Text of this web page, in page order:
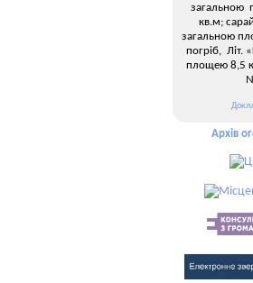
загальною
кв.м;
загальною
погріб, Літ.
площею 8,5
Архів